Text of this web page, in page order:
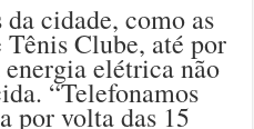
cidade, como as
Clube, até por
elétrica não
“Telefonamos
por volta das 15